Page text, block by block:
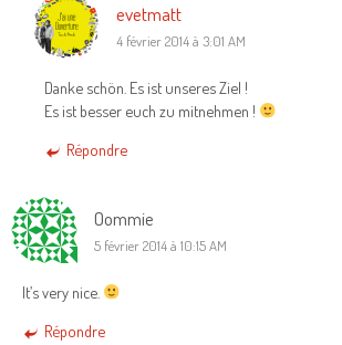
evetmatt
4 février 2014 à 3:01 AM
Danke schön. Es ist unseres Ziel !
Es ist besser euch zu mitnehmen !
Répondre
Oommie
5 février 2014 à 10:15 AM
It’s very nice.
Répondre